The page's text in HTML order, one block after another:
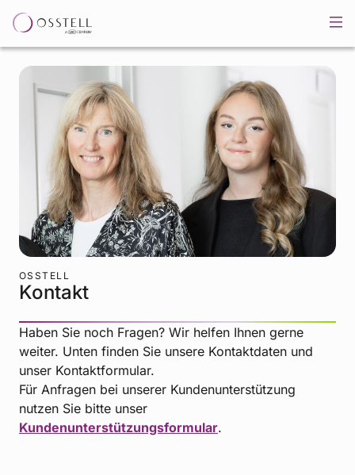
OSSTELL
Kontakt
Haben Sie noch Fragen? Wir helfen Ihnen gerne
weiter. Unten finden Sie unsere Kontaktdaten und
unser Kontaktformular.
Für Anfragen bei unserer Kundenunterstützung
nutzen Sie bitte unser
Kundenunterstützungsformular.